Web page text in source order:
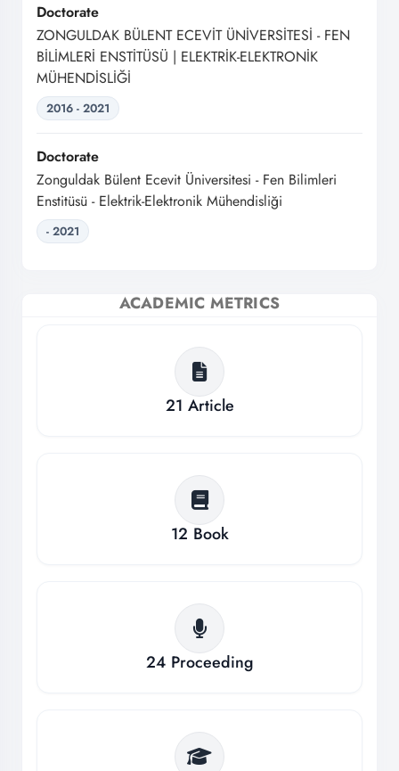
Doctorate
ZONGULDAK BÜLENT ECEVİT ÜNİVERSİTESİ - FEN
BİLİMLERİ ENSTİTÜSÜ | ELEKTRİK-ELEKTRONİK
MÜHENDİSLİĞİ
2016 - 2021
Doctorate
Zonguldak Bülent Ecevit Üniversitesi - Fen Bilimleri
Enstitüsü - Elektrik-Elektronik Mühendisliği
- 2021
ACADEMIC METRICS
21 Article
12 Book
24 Proceeding